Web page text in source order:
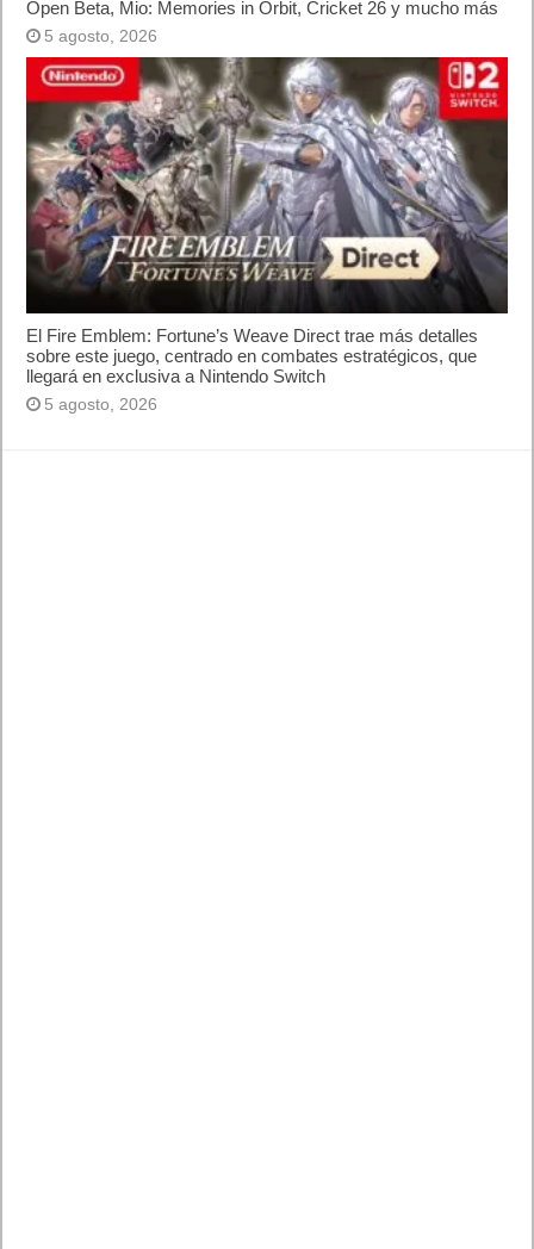
Open Beta, Mio: Memories in Orbit, Cricket 26 y mucho más
5 agosto, 2026
El Fire Emblem: Fortune’s Weave Direct trae más detalles
sobre este juego, centrado en combates estratégicos, que
llegará en exclusiva a Nintendo Switch
5 agosto, 2026